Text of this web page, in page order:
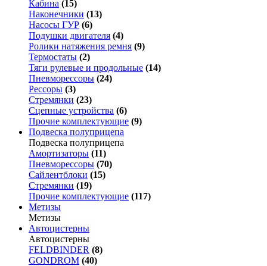
Кабина (15)
Наконечники (13)
Насосы ГУР (6)
Подушки двигателя (4)
Ролики натяжения ремня (9)
Термостаты (2)
Тяги рулевые и продольные (14)
Пневморессоры (24)
Рессоры (3)
Стремянки (23)
Сцепные устройства (6)
Прочие комплектующие (9)
Подвеска полуприцепа
Подвеска полуприцепа
Амортизаторы (11)
Пневморессоры (70)
Сайлентблоки (15)
Стремянки (19)
Прочие комплектующие (117)
Метизы
Метизы
Автоцистерны
Автоцистерны
FELDBINDER (8)
GONDROM (40)